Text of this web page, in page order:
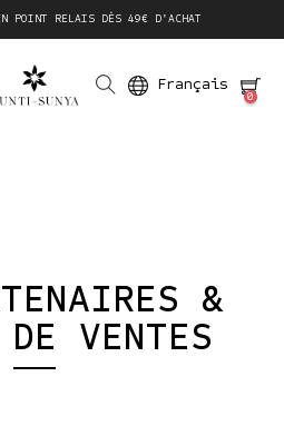
POINT RELAIS DÈS 49€ D'ACHAT
Français
0
&
VENTES